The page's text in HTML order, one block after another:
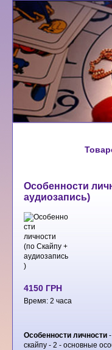
Особенности
аудиозапись)
4150 ГРН
Время: 2 часа
Особенности личности
скайпу - 2 - основные